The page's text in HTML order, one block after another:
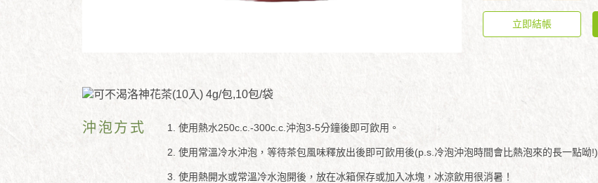
立即結帳
沖泡方式 1. 使用熱水250c.c.-300c.c.沖泡3-5分鐘後即可飲用。
2. 使用常溫冷水沖泡，等待茶包風味釋放出後即可飲用後(p.s.冷泡沖泡時間會比熱泡來的長一點呦!)
3. 使用熱開水或常溫冷水泡開後，放在冰箱保存或加入冰塊，冰涼飲用很消暑！